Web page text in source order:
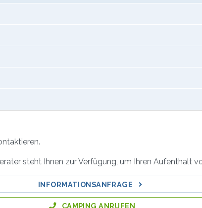
steht Ihnen zur Verfügung, um Ihren Aufenthalt
INFORMATIONSANFRAGE
CAMPING ANRUFEN